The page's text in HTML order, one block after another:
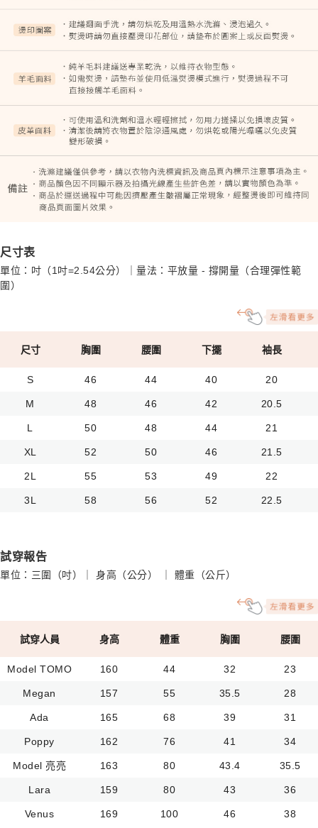
尺寸表
單位：吋（1吋=2.54公分）｜量法：平放量 - 撐開量（合理彈性範
圍）
尺寸 胸圍 腰圍 下擺 袖長
S 46 44 40 20
M 48 46 42 20.5
L 50 48 44 21
XL 52 50 46 21.5
2L 55 53 49 22
3L 58 56 52 22.5
試穿報告
單位：三圍（吋）｜ 身高（公分） ｜ 體重（公斤）
試穿人員 身高 體重 胸圍 腰圍
Model TOMO 160 44 32 23
Megan 157 55 35.5 28
Ada 165 68 39 31
Poppy 162 76 41 34
Model 亮亮 163 80 43.4 35.5
Lara 159 80 43 36
Venus 169 100 46 38